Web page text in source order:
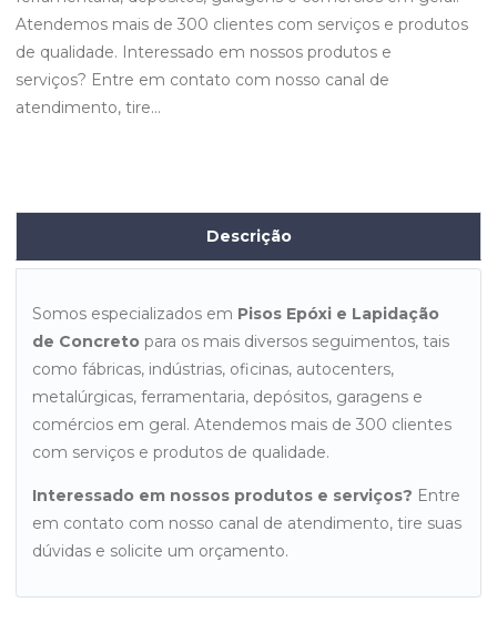
Atendemos mais de 300 clientes com serviços e produtos
de qualidade. Interessado em nossos produtos e
serviços? Entre em contato com nosso canal de
atendimento, tire...
Descrição
Somos especializados em Pisos Epóxi e Lapidação
de Concreto para os mais diversos seguimentos, tais
como fábricas, indústrias, oficinas, autocenters,
metalúrgicas, ferramentaria, depósitos, garagens e
comércios em geral. Atendemos mais de 300 clientes
com serviços e produtos de qualidade.
Interessado em nossos produtos e serviços? Entre
em contato com nosso canal de atendimento, tire suas
dúvidas e solicite um orçamento.